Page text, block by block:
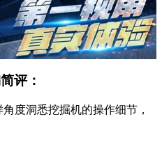
评：
度洞悉挖掘机的操作细节，